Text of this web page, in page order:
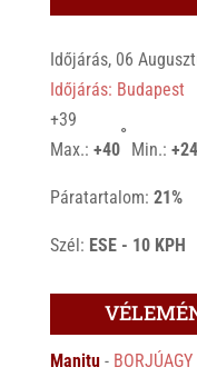
Időjárás, 06
Időjárás: Budapest
+39
Max.: +40
°
Min.: +24
Páratartalom: 21%
Szél: ESE - 10 KPH
Manitu-